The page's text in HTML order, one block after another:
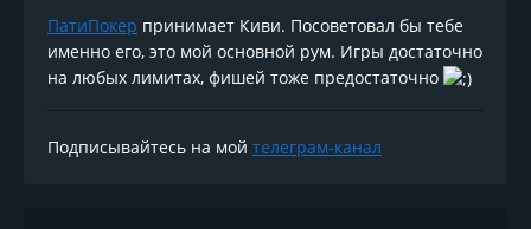
ПатиПокер принимает Киви. Посоветовал бы тебе
именно его, это мой основной рум. Игры достаточно
на любых лимитах, фишей тоже предостаточно
Подписывайтесь на мой телеграм-канал